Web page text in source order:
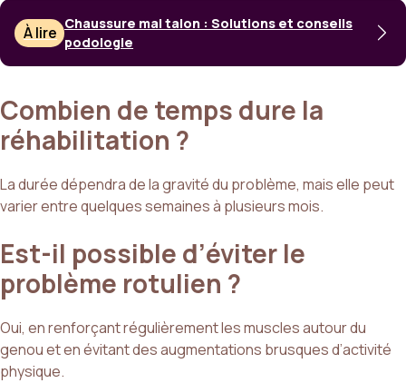
À lire Chaussure mal talon : Solutions et conseils
podologie
Combien de temps dure la
réhabilitation ?
La durée dépendra de la gravité du problème, mais elle peut
varier entre quelques semaines à plusieurs mois.
Est-il possible d’éviter le
problème rotulien ?
Oui, en renforçant régulièrement les muscles autour du
genou et en évitant des augmentations brusques d’activité
physique.